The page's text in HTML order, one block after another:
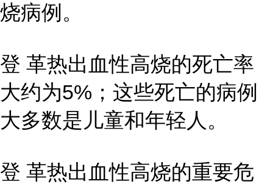
烧病例。
登 革热出血性高烧的死亡率
大约为5%；这些死亡的病例
大多数是儿童和年轻人。
登 革热出血性高烧的重要危